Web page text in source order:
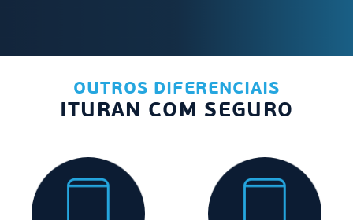
OUTROS DIFERENCIAIS
ITURAN COM SEGURO